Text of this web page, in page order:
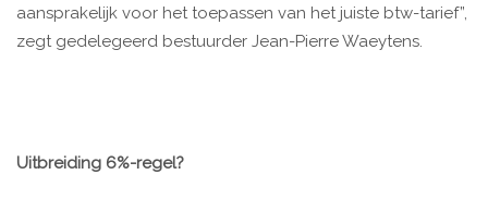
aansprakelijk voor het toepassen van het juiste btw-tarief”,
zegt gedelegeerd bestuurder Jean-Pierre Waeytens.
Uitbreiding 6%-regel?